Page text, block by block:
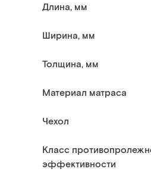
Длина, мм
Ширина, мм
Толщина, мм
Материал матраса
Чехол
Класс
эффективности